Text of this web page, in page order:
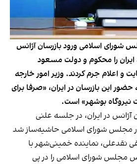
شورای اسلامی ورود بازرسان آژانس
ایران را محکوم و دولت مسعود
و اعلام جرم کردند. وزیر امور خارجه
این بازرسان در ایران، «صرفا برای
بوشهر» است.
در ایران، در جلسه علنی
مجلس شورای اسلامی حاشیه‌ساز شد
نقدعلی، نماینده خمینی‌شهر با
مجلس شورای اسلامی را در پی